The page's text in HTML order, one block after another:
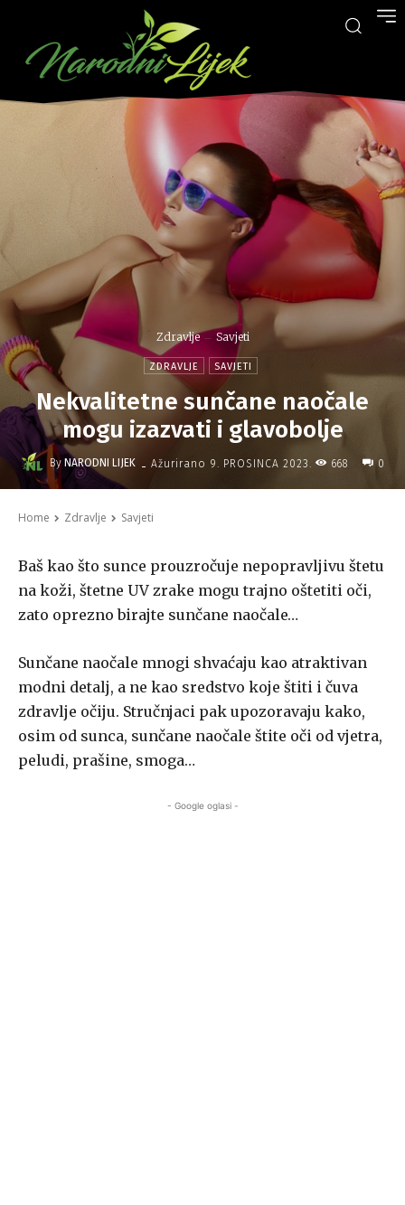
Zdravlje Savjeti
ZDRAVLJE SAVJETI
Nekvalitetne sunčane naočale
mogu izazvati i glavobolje
By NARODNI LIJEK - Ažurirano 9. PROSINCA 2023. 668 0
Home Zdravlje Savjeti
Baš kao što sunce prouzročuje nepopravljivu štetu
na koži, štetne UV zrake mogu trajno oštetiti oči,
zato oprezno birajte sunčane naočale…
Sunčane naočale mnogi shvaćaju kao atraktivan
modni detalj, a ne kao sredstvo koje štiti i čuva
zdravlje očiju. Stručnjaci pak upozoravaju kako,
osim od sunca, sunčane naočale štite oči od vjetra,
peludi, prašine, smoga…
- Google oglasi -